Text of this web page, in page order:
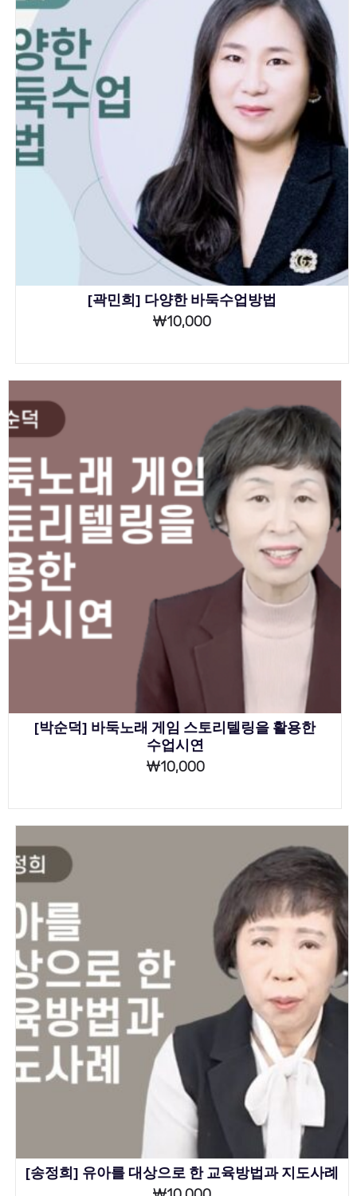
[곽민희] 다양한 바둑수업방법
₩10,000
[박순덕] 바둑노래 게임 스토리텔링을 활용한
수업시연
₩10,000
[송정희] 유아를 대상으로 한 교육방법과 지도사례